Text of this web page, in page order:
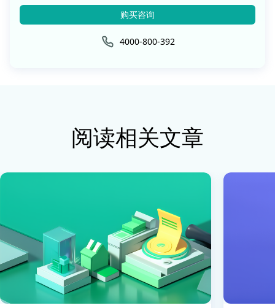
购买咨询
4000-800-392
阅读相关文章